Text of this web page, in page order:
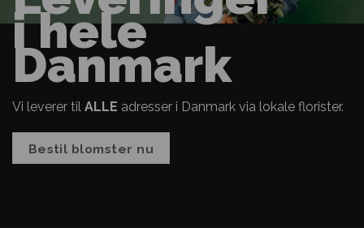
i hele
Danmark
Vi leverer til ALLE adresser i Danmark via lokale florister.
Bestil blomster nu